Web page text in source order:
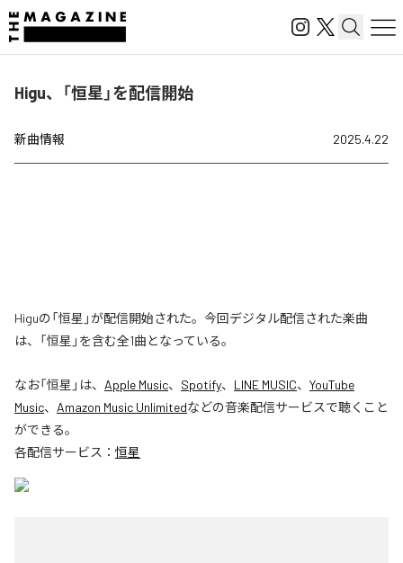
Higu、「恒星」を配信開始
新曲情報 2025.4.22
Higuの「恒星」が配信開始された。今回デジタル配信された楽曲
は、「恒星」を含む全1曲となっている。
なお「恒星 」は、 Apple Music、 Spotify、 LINE MUSIC、 YouTube
Music、 Amazon Music Unlimitedなどの音楽配信サービスで聴くこと
ができる。
各配信サービス： 恒星